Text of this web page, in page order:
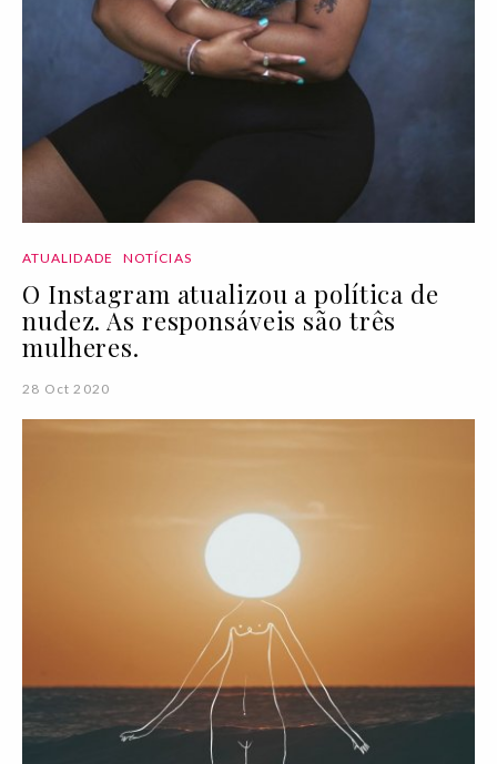
ATUALIDADE NOTÍCIAS
O Instagram atualizou a política de
nudez. As responsáveis são três
mulheres.
28 Oct 2020